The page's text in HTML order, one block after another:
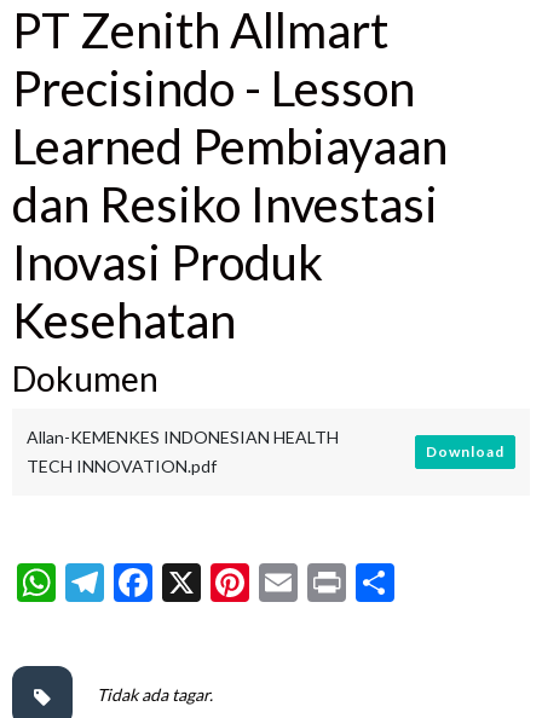
PT Zenith Allmart
Precisindo - Lesson
Learned Pembiayaan
dan Resiko Investasi
Inovasi Produk
Kesehatan
Dokumen
Allan-KEMENKES INDONESIAN HEALTH
TECH INNOVATION.pdf
Download
WhatsApp
Telegram
Facebook
X Pinterest
Email
Print
Tidak ada tagar.